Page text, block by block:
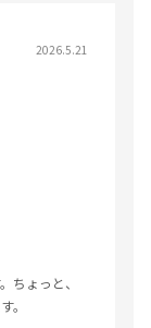
2026.5.21
ちょっと、
。